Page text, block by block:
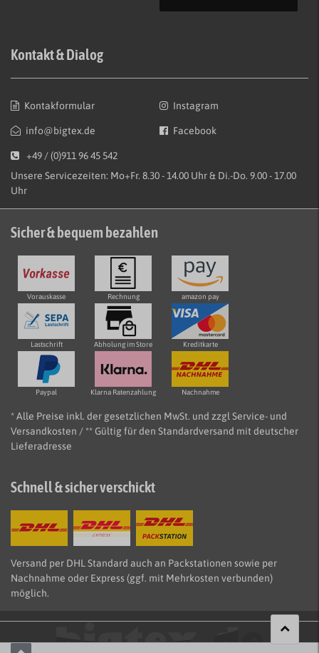
Kontakt & Dialog
Kontakformular
info@bigtex.de
Instagram
Facebook
+49 / (0)911 96 45 542
Unsere Servicezeiten: Mo+Fr. 8.30 - 14.00 Uhr & Di.-Do. 9.00 - 17.00
Uhr
Sicher & bequem bezahlen
Vorauskasse Rechnung amazon pay
Lastschrift Abholung im Store Kreditkarte
Paypal Klarna Ratenzahlung Nachnahme
* Alle Preise inkl. der gesetzlichen MwSt. und zzgl Service- und
Versandkosten / ** Gültig für den Standardversand mit deutscher
Lieferadresse
Schnell & sicher verschickt
Versand per DHL Standard auch an Packstationen sowie per
Nachnahme oder Express (ggf. mit Mehrkosten verbunden)
möglich.